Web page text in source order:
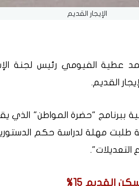
الإيجار القديم
عطية الفيومي رئيس لجنة
القديم.
ببرنامج "حضرة المواطن" الذي
مهلة لدراسة حكم الدستورية
التعديلات".
القديم 15%